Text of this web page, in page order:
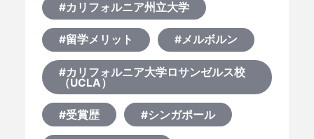
#カリフォルニア州立大学
#留学メリット #メルボルン
#カリフォルニア大学ロサンゼルス校
（UCLA）
#受賞歴 #シンガポール